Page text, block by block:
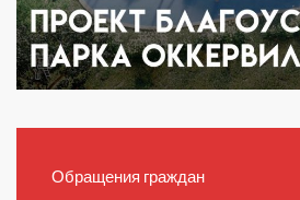
Обращения граждан